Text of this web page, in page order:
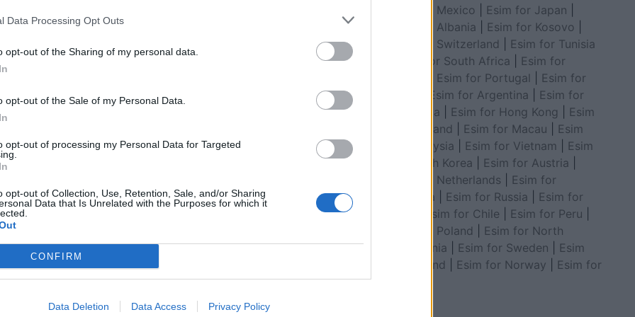
Data Processing Opt Outs
opt-out of the Sharing of my personal data.
opt-out of the Sale of my Personal Data.
opt-out of processing my Personal Data for Targeted
opt-out of Collection, Use, Retention, Sale, and/or Sharing
Data that Is Unrelated with the Purposes for which it
CONFIRM
Data Deletion Data Access Privacy Policy
janë shtuar në listën e sanksioneve për, siç është
të ndihmës financiare apo teknologjike për kompaninë
ka thënë se sanksionet e reja përbëjnë një tjetër
ushtarake të Rusisë./REL
nga banka ruse
shkak të Tajvanit
Esim for Mexico
Esim for Japan
Esim for Albania
Esim for Kosovo
Esim for Switzerland
Esim for Tunisia
Esim for South Africa
Esim for
Esim for Portugal
Esim for
Esim for Argentina
Esim for
Colombia
Esim for Hong Kong
Esim
for Thailand
Esim for Macau
Esim
for Malaysia
Esim for Vietnam
Esim
for South Korea
Esim for Austria
Esim for Netherlands
Esim for
Australia
Esim for Russia
Esim for
Esim for Chile Esim for Peru
Esim for Poland
Esim for North
Macedonia
Esim for Sweden
Esim
for Finland
Esim for Norway
Esim for